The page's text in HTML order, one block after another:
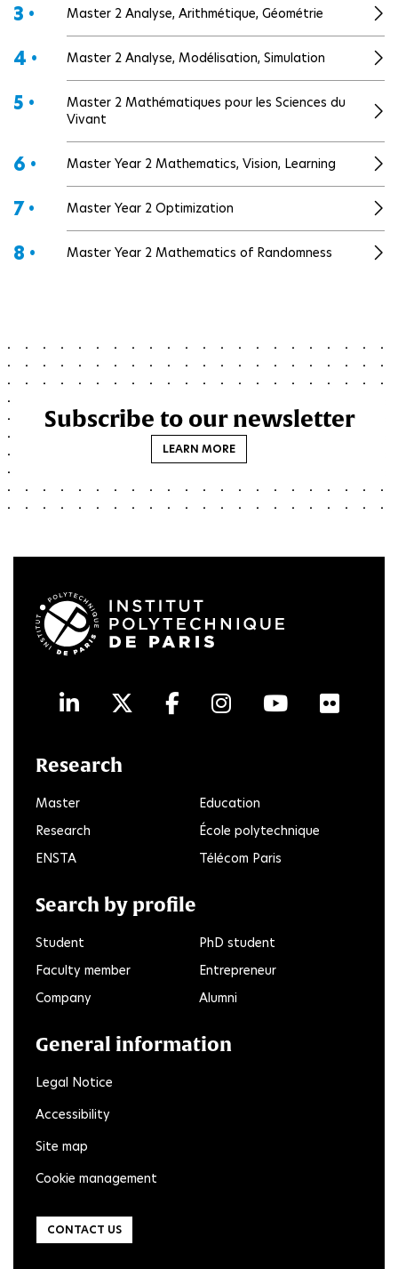
3 • Master 2 Analyse, Arithmétique, Géométrie
4 • Master 2 Analyse, Modélisation, Simulation
5 •
Master 2 Mathématiques pour les Sciences du
Vivant
6 • Master Year 2 Mathematics, Vision, Learning
7 • Master Year 2 Optimization
8 • Master Year 2 Mathematics of Randomness
Subscribe to our newsletter
LEARN MORE
LinkedInTwitterFacebook
Instagram
Youtube
Research
Master
Education
Research
École polytechnique
ENSTA
Télécom Paris
Search by profile
Student
PhD student
Faculty member
Entrepreneur
Company
Alumni
General information
Legal Notice
Accessibility
Site map
Cookie management
CONTACT US